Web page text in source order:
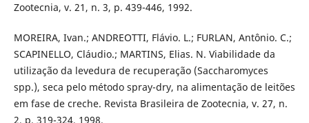
Zootecnia, v. 21, n. 3, p. 439-446, 1992.
MOREIRA, Ivan.; ANDREOTTI, Flávio. L.; FURLAN, Antônio. C.;
SCAPINELLO, Cláudio.; MARTINS, Elias. N. Viabilidade da
utilização da levedura de recuperação (Saccharomyces
spp.), seca pelo método spray-dry, na alimentação de leitões
em fase de creche. Revista Brasileira de Zootecnia, v. 27, n.
2, p. 319-324, 1998.